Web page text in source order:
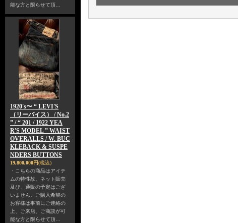
能な方と限らせて頂…
1920's〜 “ LEVI'S
（リーバイス） / No.2
” / “ 201 / 1922 YEA
R'S MODEL ” WAIST
OVERALLS / W. BUC
KLEBACK & SUSPE
NDERS BUTTONS
19,800,000円(税込)
・こちらの商品はアイテ
ムの特性故、ネット販売
及び、通販の予定はござ
いません。ご購入希望の
お客様は事前にご連絡の
上、ご来店、ご商談が可
能な方と限らせて頂…